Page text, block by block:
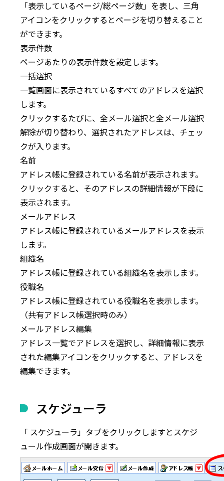
「表示しているページ/総ページ数」を表し、三角
アイコンをクリックするとページを切り替えること
ができます。
表示件数
ページあたりの表示件数を設定します。
一括選択
一覧画面に表示されているすべてのアドレスを選択
します。
クリックするたびに、全メール選択と全メール選択
解除が切り替わり、選択されたアドレスは、チェッ
クが入ります。
名前
アドレス帳に登録されている名前が表示されます。
クリックすると、そのアドレスの詳細情報が下段に
表示されます。
メールアドレス
アドレス帳に登録されているメールアドレスを表示
します。
組織名
アドレス帳に登録されている組織名を表示します。
役職名
アドレス帳に登録されている役職名を表示します。
（共有アドレス帳選択時のみ）
メールアドレス編集
アドレス一覧でアドレスを選択し、詳細情報に表示
された編集アイコンをクリックすると、アドレスを
編集できます。
スケジューラ
「 スケジューラ」タブをクリックしますとスケジ
ュール作成画面が開きます。